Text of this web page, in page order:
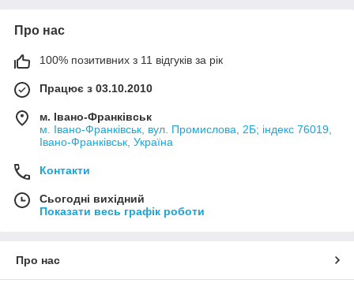
Про нас
100% позитивних з 11 відгуків за рік
Працює з 03.10.2010
м. Івано-Франківськ
м. Івано-Франківськ, вул. Промислова, 2Б; індекс 76019,
Івано-Франківськ, Україна
Контакти
Сьогодні вихідний
Показати весь графік роботи
Про нас